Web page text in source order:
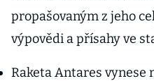
propašovaným z jeho
výpovědi a přísahy ve
Raketa Antares vynese